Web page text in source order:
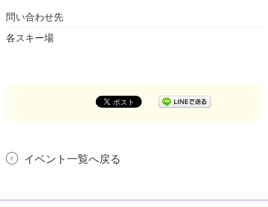
問い合わせ先
各スキー場
イベント一覧へ戻る